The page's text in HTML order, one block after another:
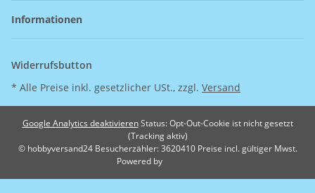
Informationen
Widerrufsbutton
* Alle Preise inkl. gesetzlicher USt., zzgl. Versand
Google Analytics deaktivieren Status: Opt-Out-Cookie ist nicht gesetzt
(Tracking aktiv)
© hobbyversand24Besucherzähler: 3620410 Preise incl. gültiger Mwst.
Powered by